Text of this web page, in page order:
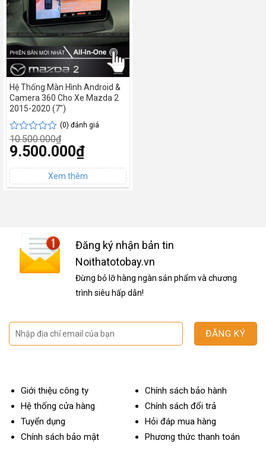
Hệ Thống Màn Hình Android &
Camera 360 Cho Xe Mazda 2
2015-2020 (7″)
Được
xếp
hạng
0
5
sao
(0) đánh giá
10.500.000₫
Giá
gốc
10.500.000₫.
9.500.000₫
hiện
tại
là:
Đăng ký nhận bản tin
Noithatotobay.vn
Đừng bỏ lỡ hàng ngàn sản phẩm và chương
trình siêu hấp dẫn!
Giới thiệu công ty
Hệ thống cửa hàng
Tuyển dụng
Chính sách bảo mật
Chính sách bảo hành
Chính sách đổi trả
Hỏi đáp mua hàng
Phương thức thanh toán